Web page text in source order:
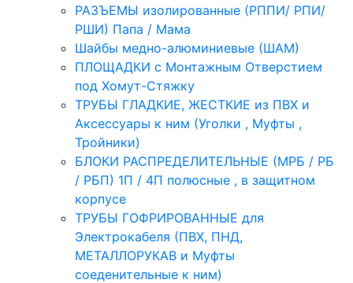
РАЗЪЕМЫ изолированные (РППИ/ РПИ/
РШИ) Папа / Мама
Шайбы медно-алюминиевые (ШАМ)
ПЛОЩАДКИ с Монтажным Отверстием
под Хомут-Стяжку
ТРУБЫ ГЛАДКИЕ, ЖЕСТКИЕ из ПВХ и
Аксессуары к ним (Уголки , Муфты ,
Тройники)
БЛОКИ РАСПРЕДЕЛИТЕЛЬНЫЕ (МРБ / РБ
/ РБП) 1П / 4П полюсные , в защитном
корпусе
ТРУБЫ ГОФРИРОВАННЫЕ для
Электрокабеля (ПВХ, ПНД,
МЕТАЛЛОРУКАВ и Муфты
соеденительные к ним)